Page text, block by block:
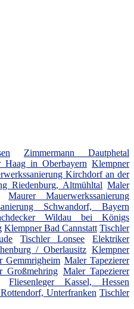
Zimmermann Dautphetal
Haag in Oberbayern Klempner
Kirchdorf an der
Riedenburg, Altmühltal Maler
Maurer Mauerwerkssanierung
Schwandorf, Bayern
Wildau bei Königs
Klempner Bad Cannstatt Tischler
Tischler Lonsee
Elektriker
/ Oberlausitz Klempner
Gemmrigheim Maler Tapezierer
Großmehring Maler Tapezierer
Fliesenleger Kassel, Hessen
Unterfranken Tischler